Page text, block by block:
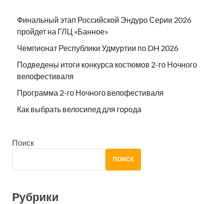
Финальный этап Российской Эндуро Серии 2026
пройдет на ГЛЦ «Банное»
Чемпионат Республики Удмуртии по DH 2026
Подведены итоги конкурса костюмов 2-го Ночного
велофестиваля
Программа 2-го Ночного велофестиваля
Как выбрать велосипед для города
Поиск
ПОИСК
Рубрики